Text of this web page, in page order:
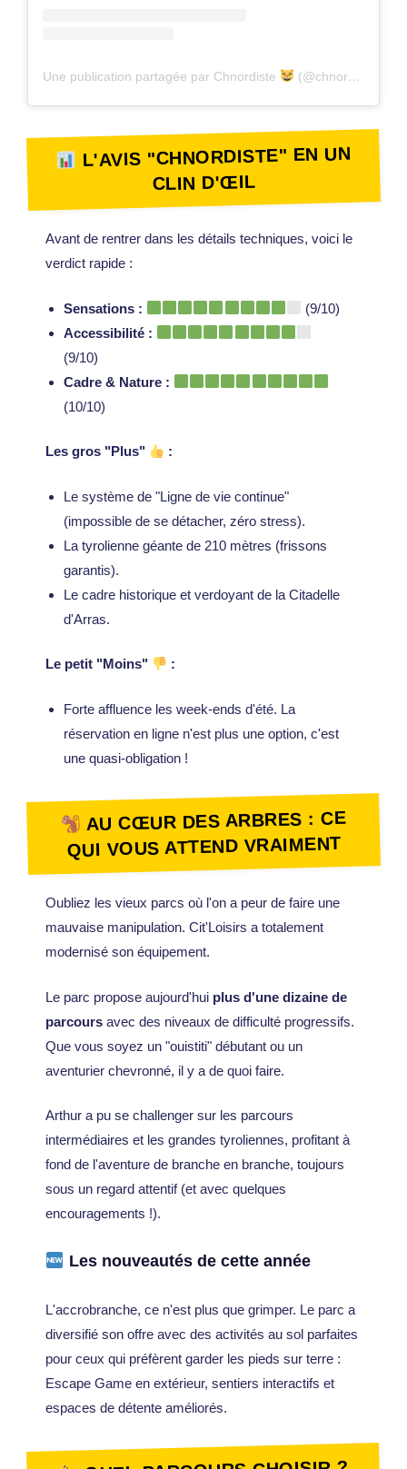
Une publication partagée par Chnordiste (@chnordiste)
L'AVIS "CHNORDISTE" EN UN
CLIN D'ŒIL
Avant de rentrer dans les détails techniques, voici le
verdict rapide :
Sensations :
(9/10)
Accessibilité :
(9/10)
Cadre & Nature :
(10/10)
Les gros "Plus" :
Le système de "Ligne de vie continue"
(impossible de se détacher, zéro stress).
La tyrolienne géante de 210 mètres (frissons
garantis).
Le cadre historique et verdoyant de la Citadelle
d'Arras.
Le petit "Moins" :
Forte affluence les week-ends d'été. La
réservation en ligne n'est plus une option, c'est
une quasi-obligation !
AU CŒUR DES ARBRES : CE
QUI VOUS ATTEND VRAIMENT
Oubliez les vieux parcs où l'on a peur de faire une
mauvaise manipulation. Cit'Loisirs a totalement
modernisé son équipement.
Le parc propose aujourd'hui plus d'une dizaine de
parcours avec des niveaux de difficulté progressifs.
Que vous soyez un "ouistiti" débutant ou un
aventurier chevronné, il y a de quoi faire.
Arthur a pu se challenger sur les parcours
intermédiaires et les grandes tyroliennes, profitant à
fond de l'aventure de branche en branche, toujours
sous un regard attentif (et avec quelques
encouragements !).
Les nouveautés de cette année
L'accrobranche, ce n'est plus que grimper. Le parc a
diversifié son offre avec des activités au sol parfaites
pour ceux qui préfèrent garder les pieds sur terre :
Escape Game en extérieur, sentiers interactifs et
espaces de détente améliorés.